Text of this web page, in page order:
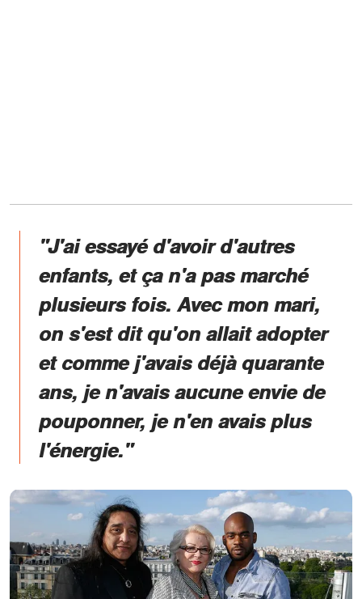
"J'ai essayé d'avoir d'autres
enfants, et ça n'a pas marché
plusieurs fois. Avec mon mari,
on s'est dit qu'on allait adopter
et comme j'avais déjà quarante
ans, je n'avais aucune envie de
pouponner, je n'en avais plus
l'énergie."